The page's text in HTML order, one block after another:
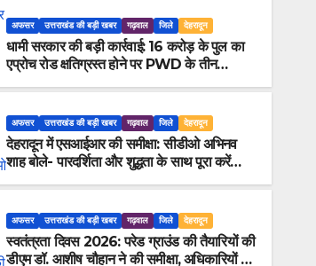
अफसर उत्तराखंड की बड़ी खबर गढ़वाल
अफसर उत्तराखंड की बड़ी खबर गढ़वाल जिले देहरादून
धामी सरकार की बड़ी कार्रवाई: 16 करोड़ के पुल का
एप्रोच रोड क्षतिग्रस्त होने पर PWD के तीन
अफसर उत्तराखंड की बड़ी खबर गढ़वाल जिले देहरादून
देहरादून में एसआईआर की समीक्षा: सीडीओ अभिनव
शाह बोले- पारदर्शिता और शुद्धता के साथ पूरा करें
अफसर उत्तराखंड की बड़ी खबर गढ़वाल जिले देहरादून
स्वतंत्रता दिवस 2026: परेड ग्राउंड की तैयारियों की
डीएम डॉ. आशीष चौहान ने की समीक्षा, अधिकारियों को